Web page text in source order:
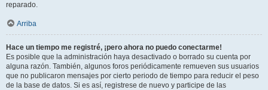
reparado.
Arriba
Hace un tiempo me registré, ¡pero ahora no puedo conectarme!
Es posible que la administración haya desactivado o borrado su cuenta por
alguna razón. También, algunos foros periódicamente remueven sus usuarios
que no publicaron mensajes por cierto periodo de tiempo para reducir el peso
de la base de datos. Si es así, registrese de nuevo y participe de las